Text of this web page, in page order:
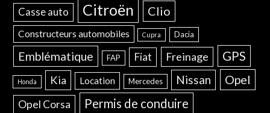
Casse auto Citroën Clio
Constructeurs automobiles Cupra Dacia
Emblématique FAP Fiat Freinage GPS
Honda Kia Location Mercedes Nissan Opel
Opel Corsa Permis de conduire